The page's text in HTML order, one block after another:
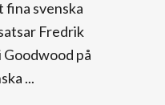
fina svenska
Fredrik
Goodwood på
...